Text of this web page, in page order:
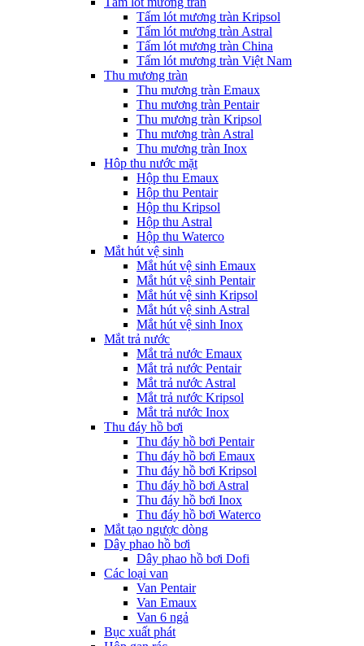
Tấm lót mương tràn Kripsol
Tấm lót mương tràn Astral
Tấm lót mương tràn China
Tấm lót mương tràn Việt Nam
Thu mương tràn
Thu mương tràn Emaux
Thu mương tràn Pentair
Thu mương tràn Kripsol
Thu mương tràn Astral
Thu mương tràn Inox
Hôp thu nước mặt
Hộp thu Emaux
Hộp thu Pentair
Hộp thu Kripsol
Hộp thu Astral
Hộp thu Waterco
Mắt hút vệ sinh
Mắt hút vệ sinh Emaux
Mắt hút vệ sinh Pentair
Mắt hút vệ sinh Kripsol
Mắt hút vệ sinh Astral
Mắt hút vệ sinh Inox
Mắt trả nước
Mắt trả nước Emaux
Mắt trả nước Pentair
Mắt trả nước Astral
Mắt trả nước Kripsol
Mắt trả nước Inox
Thu đáy hồ bơi
Thu đáy hồ bơi Pentair
Thu đáy hồ bơi Emaux
Thu đáy hồ bơi Kripsol
Thu đáy hồ bơi Astral
Thu đáy hồ bơi Inox
Thu đáy hồ bơi Waterco
Mắt tạo ngược dòng
Dây phao hồ bơi
Dây phao hồ bơi Dofi
Các loại van
Van Pentair
Van Emaux
Van 6 ngả
Bục xuất phát